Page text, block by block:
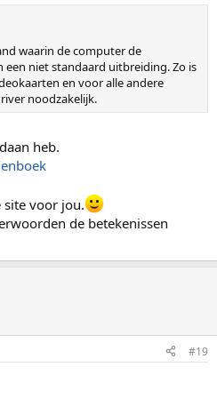
waarin de computer de
een niet standaard uitbreiding. Zo is
en voor alle andere
noodzakelijk.
heb.
site voor jou.
de betekenissen
#19